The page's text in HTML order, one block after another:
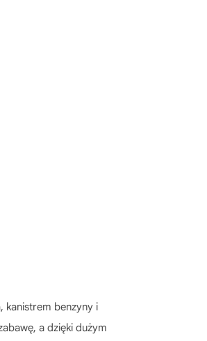
kanistrem benzyny i
a dzięki dużym